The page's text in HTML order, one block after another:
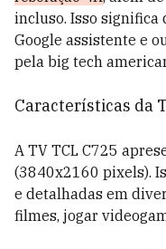
incluso. Isso significa
Google assistente e
pela big tech
Características da
A TV TCL C725
(3840x2160 pixels).
e detalhadas em
filmes, jogar